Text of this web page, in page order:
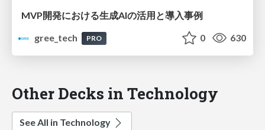
MVP開発における生成AIの活用と導入事例
gree_tech
PRO 0 630
Other Decks in Technology
See All in Technology